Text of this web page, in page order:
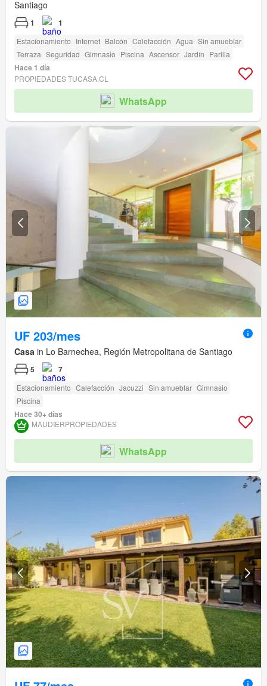
Santiago
1 1
Estacionamiento Internet Balcón Calefacción Agua Sin amueblar
Terraza Seguridad Gimnasio Piscina Ascensor Jardín Parilla
Hace 1 día
PROPIEDADES TUCASA.CL
WhatsApp
UF 203/mes
Casa in Lo Barnechea, Región Metropolitana de Santiago
5 7
Estacionamiento Calefacción Jacuzzi Sin amueblar Gimnasio
Piscina
Hace 30+ días
MAUDIERPROPIEDADES
WhatsApp